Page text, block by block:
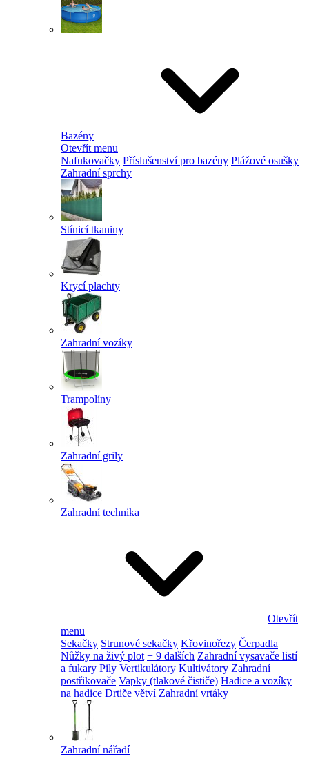
Bazény
Otevřít menu
Nafukovačky Příslušenství pro bazény Plážové osušky
Zahradní sprchy
Stínicí tkaniny
Krycí plachty
Zahradní vozíky
Trampolíny
Zahradní grily
Zahradní technika
Otevřít
menu
Sekačky Strunové sekačky Křovinořezy Čerpadla
Nůžky na živý plot + 9 dalších Zahradní vysavače listí
a fukary Pily Vertikulátory Kultivátory Zahradní
postřikovače Vapky (tlakové čističe) Hadice a vozíky
na hadice Drtiče větví Zahradní vrtáky
Zahradní nářadí